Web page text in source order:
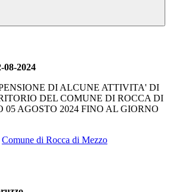
08-2024
DI ALCUNE ATTIVITA' DI
DEL COMUNE DI ROCCA DI
AGOSTO 2024 FINO AL GIORNO
Comune di Rocca di Mezzo